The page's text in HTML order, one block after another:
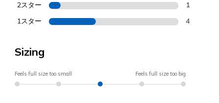
2スター 1
1スター 4
Sizing
Feels full size too small Feels full size too big